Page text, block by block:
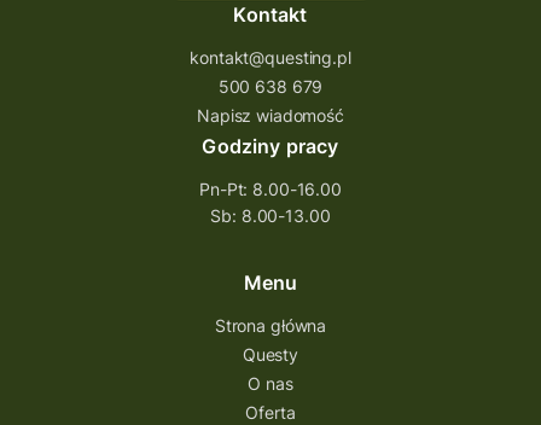
questy świętokrzyskie
questujwpolsce
questuj z nami
questingwyprawa po skarb
questingowy projekt współpracy
questing wielkopolska
Questing Przecławski
Questing Łódzkie
questing gry terenowe
Quest Świętokrzyskie
quest na szlaku Przygody
Kontakt
kontakt@questing.pl
500 638 679
Napisz wiadomość
Godziny pracy
Pn-Pt: 8.00-16.00
Sb: 8.00-13.00
Menu
Strona główna
Questy
O nas
Oferta